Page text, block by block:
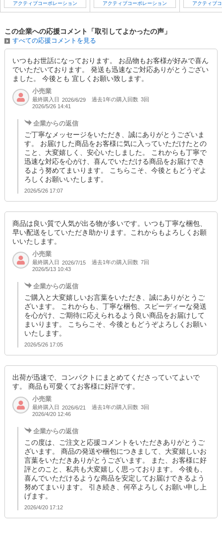
アクティブコーポレーション アクティブコーポレーション アクティブ
この企業への応援コメント「取引してよかったの声」
すべての応援コメントを見る
いつもお世話になっております。 お品物もお客様が好みで喜ん
でいただいております。 発送も迅速なご対応ありがとうござい
ました。 今後とも 宜しくお願い致します。
小売業
最終購入日 2026/6/29 過去1年の購入回数 3回
2026/5/26 14:41
企業からの返信
ご丁寧なメッセージをいただき、誠にありがとうございま
す。 お届けした商品をお客様に気に入っていただけたとの
こと、大変嬉しく、安心いたしました。 これからも丁寧で
迅速な対応を心がけ、喜んでいただける商品をお届けでき
るよう努めてまいります。 こちらこそ、今後ともどうぞよ
ろしくお願いいたします。
2026/5/26 17:07
商品は良い質で人気が出る物が多いです。いつも丁寧な梱包、
早い配送をしていただき助かります。これからもよろしくお願
いいたします。
小売業
最終購入日 2026/7/15 過去1年の購入回数 7回
2026/5/13 10:43
企業からの返信
ご購入と大変嬉しいお言葉をいただき、誠にありがとうご
ざいます。 これからも、丁寧な梱包、スピーディーな発送
を心がけ、ご期待に応えられるよう良い商品をお届けして
まいります。 こちらこそ、今後ともどうぞよろしくお願い
いたします。
2026/5/26 17:05
出荷が迅速で、コンパクトにまとめてくださっていてよいで
す。 商品も可愛くてお客様に好評です。
小売業
最終購入日 2026/6/21 過去1年の購入回数 3回
2026/4/20 12:46
企業からの返信
この度は、ご注文と応援コメントをいただきありがとうご
ざいます。 商品の発送や梱包につきまして、大変嬉しいお
言葉をいただきありがとうございます。 また、お客様に好
評とのこと、私共も大変嬉しく思っております。 今後も、
喜んでいただけるような商品を安定してお届けできるよう
努めてまいります。 引き続き、何卒よろしくお願い申し上
げます。
2026/4/20 17:12